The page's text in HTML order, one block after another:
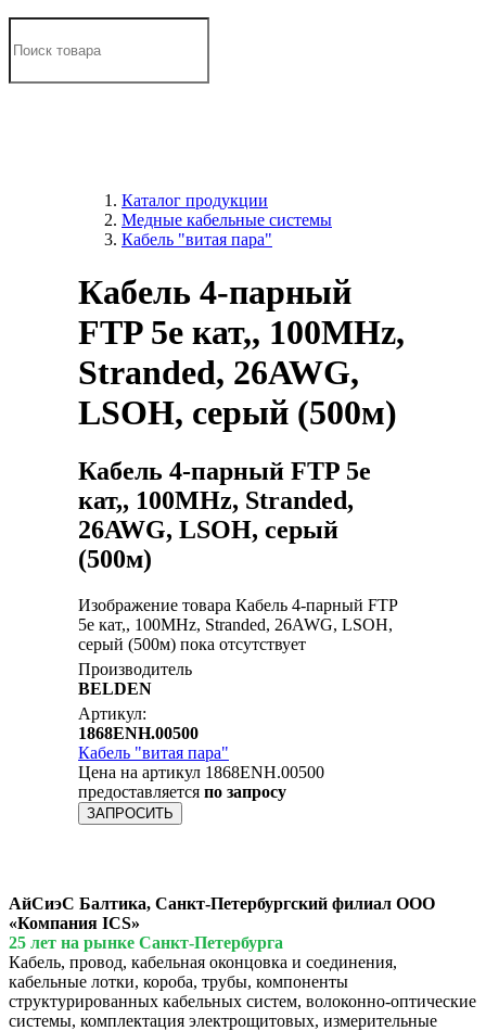
Каталог продукции
Медные кабельные системы
Кабель "витая пара"
Кабель 4-парный
FTP 5e кат,, 100MHz,
Stranded, 26AWG,
LSOH, серый (500м)
Кабель 4-парный FTP 5e
кат,, 100MHz, Stranded,
26AWG, LSOH, серый
(500м)
Изображение товара Кабель 4-парный FTP
5e кат,, 100MHz, Stranded, 26AWG, LSOH,
серый (500м) пока отсутствует
Производитель
BELDEN
Артикул:
1868ENH.00500
Кабель "витая пара"
Цена на артикул 1868ENH.00500
предоставляется по запросу
ЗАПРОСИТЬ
АйСиэС Балтика, Санкт-Петербургский филиал ООО
«Компания ICS»
25 лет на рынке Санкт-Петербурга
Кабель, провод, кабельная оконцовка и соединения,
кабельные лотки, короба, трубы, компоненты
структурированных кабельных систем, волоконно-оптические
системы, комплектация электрощитовых, измерительные